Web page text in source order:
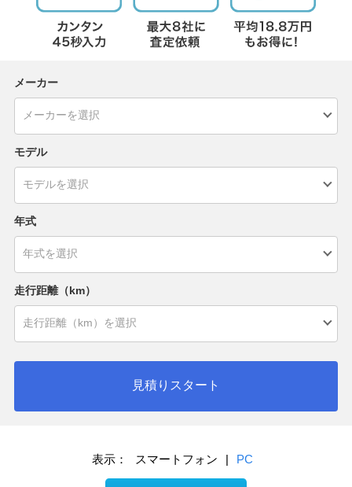
メーカー
モデル
年式
走行距離（km）
見積りスタート
表示： スマートフォン | PC